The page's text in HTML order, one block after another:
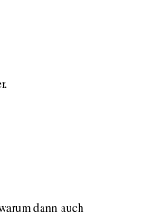
dann auch